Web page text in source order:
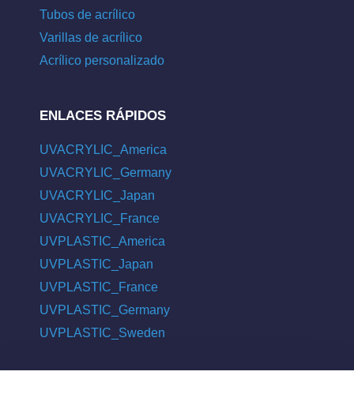
Tubos de acrílico
Varillas de acrílico
Acrílico personalizado
ENLACES RÁPIDOS
UVACRYLIC_America
UVACRYLIC_Germany
UVACRYLIC_Japan
UVACRYLIC_France
UVPLASTIC_America
UVPLASTIC_Japan
UVPLASTIC_France
UVPLASTIC_Germany
UVPLASTIC_Sweden